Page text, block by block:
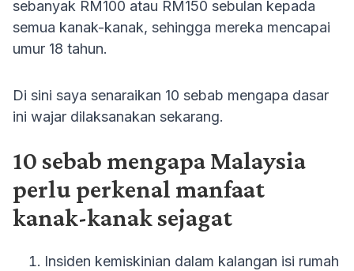
sebanyak RM100 atau RM150 sebulan kepada
semua kanak-kanak, sehingga mereka mencapai
umur 18 tahun.
Di sini saya senaraikan 10 sebab mengapa dasar
ini wajar dilaksanakan sekarang.
10 sebab mengapa Malaysia
perlu perkenal manfaat
kanak-kanak sejagat
Insiden kemiskinian dalam kalangan isi rumah